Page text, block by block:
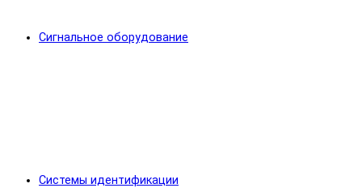
Сигнальное оборудование
Системы идентификации